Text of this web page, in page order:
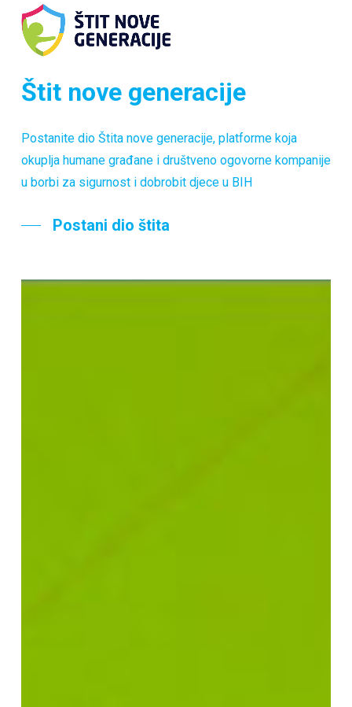
Štit nove generacije
Postanite dio Štita nove generacije, platforme koja
okuplja humane građane i društveno ogovorne kompanije
u borbi za sigurnost i dobrobit djece u BIH
Postani dio štita